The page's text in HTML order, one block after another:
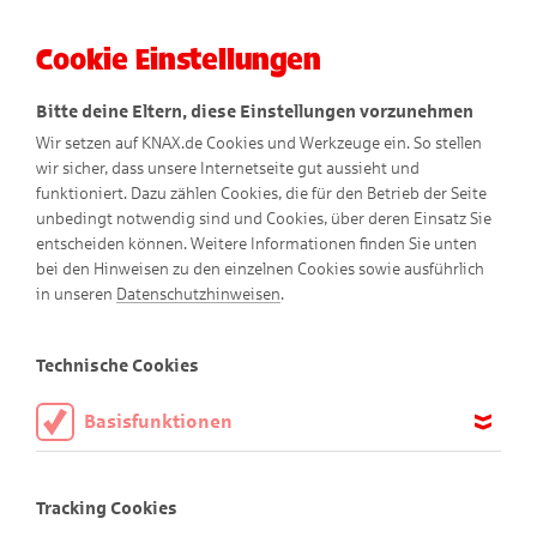
Sommer-Comics
Cookie Einstellungen
Bitte deine Eltern, diese Einstellungen vorzunehmen
Wir setzen auf KNAX.de Cookies und Werkzeuge ein. So stellen
wir sicher, dass unsere Internetseite gut aussieht und
funktioniert. Dazu zählen Cookies, die für den Betrieb der Seite
unbedingt notwendig sind und Cookies, über deren Einsatz Sie
entscheiden können. Weitere Informationen finden Sie unten
bei den Hinweisen zu den einzelnen Cookies sowie ausführlich
in unseren Datenschutzhinweisen.
Technische Cookies
Basisfunktionen
aktiviert sein.
Tracking Cookies